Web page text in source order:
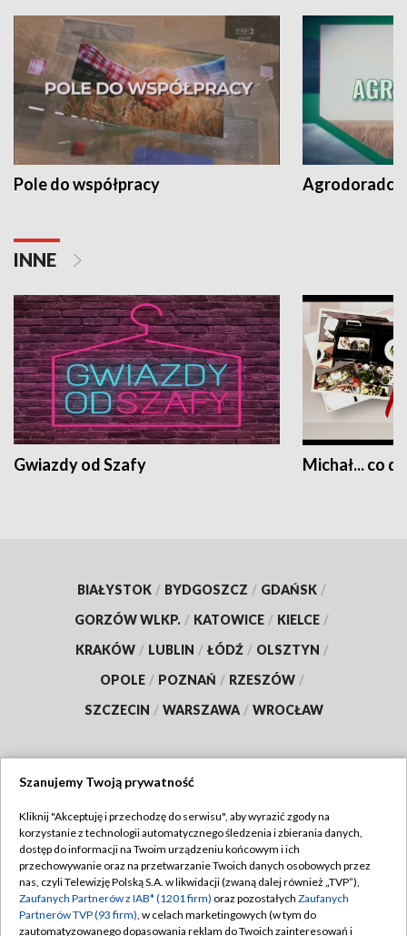
Pole do współpracy Agrodoradcy
INNE
Gwiazdy od Szafy Michał... co
BIAŁYSTOK / BYDGOSZCZ / GDAŃSK /
GORZÓW WLKP. / KATOWICE / KIELCE /
KRAKÓW / LUBLIN / ŁÓDŹ / OLSZTYN /
OPOLE / POZNAŃ / RZESZÓW /
SZCZECIN / WARSZAWA / WROCŁAW
TVP
Abonament TVP
Emisja w TVP
Centrum informacji TVP
Regulamin TVP
Polityka prywatności
Moje zgody
Szanujemy Twoją prywatność
Kliknij "Akceptuję i przechodzę do serwisu", aby wyrazić zgody na
korzystanie z technologii automatycznego śledzenia i zbierania danych,
dostęp do informacji na Twoim urządzeniu końcowym i ich
przechowywanie oraz na przetwarzanie Twoich danych osobowych przez
nas, czyli Telewizję Polską S.A. w likwidacji (zwaną dalej również „TVP”),
Zaufanych Partnerów z IAB* (1201 firm) oraz pozostałych Zaufanych
Partnerów TVP (93 firm), w celach marketingowych (w tym do
zautomatyzowanego dopasowania reklam do Twoich zainteresowań i